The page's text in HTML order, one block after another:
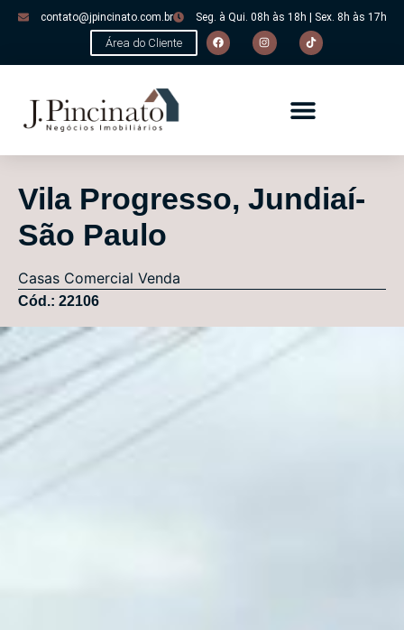
contato@jpincinato.com.br Seg. à Qui. 08h às 18h | Sex. 8h às 17h
Área do Cliente
Vila Progresso, Jundiaí-
São Paulo
Casas Comercial Venda
Cód.: 22106